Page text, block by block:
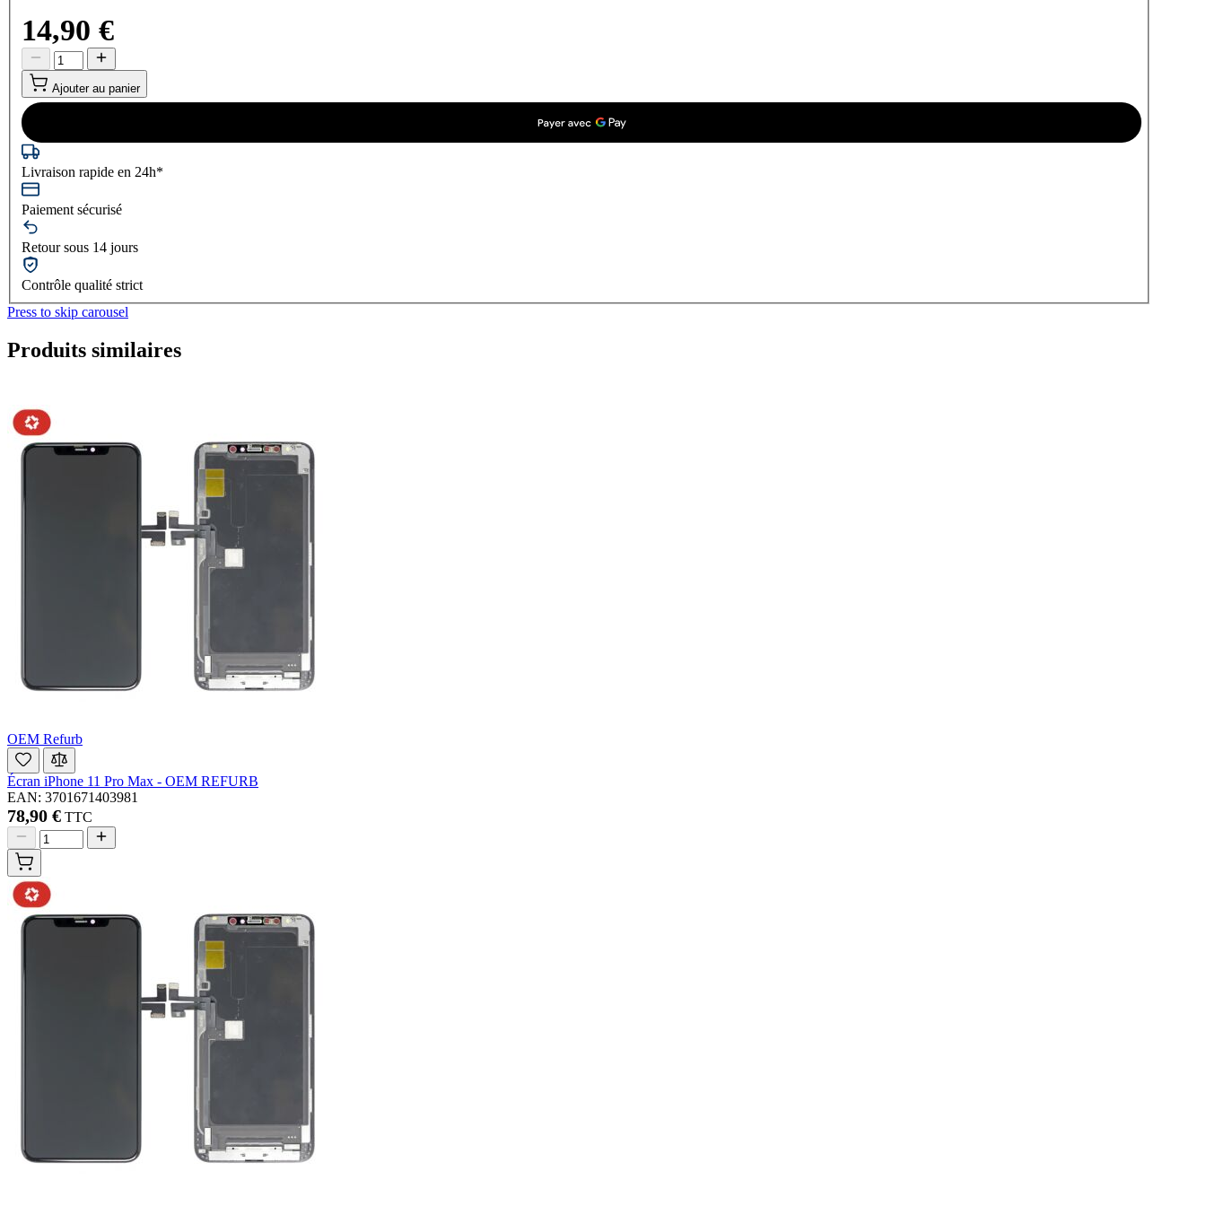
14,90 €
Ajouter au panier
Livraison rapide en 24h*
Paiement sécurisé
Retour sous 14 jours
Contrôle qualité strict
Press to skip carousel
Produits similaires
OEM Refurb
Écran iPhone 11 Pro Max - OEM REFURB
EAN: 3701671403981
78,90 € TTC